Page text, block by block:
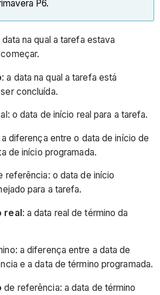
P6.
data na qual a tarefa estava
: a data na qual a tarefa está
concluída.
o data de início real para a tarefa.
a diferença entre o data de início de
de início programada.
referência: o data de início
para a tarefa.
real: a data real de término da
a diferença entre a data de
e a data de término programada.
de referência: a data de término